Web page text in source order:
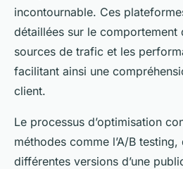
incontournable. Ces
détaillées sur le comportement
sources de trafic et les
facilitant ainsi une
client.
Le processus d’optimisation
méthodes comme l’A/B
différentes versions d’une